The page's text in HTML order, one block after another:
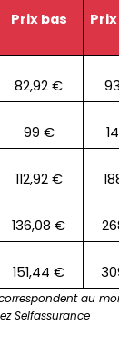
Prix bas
82,92 €
99 €
112,92 €
136,08 €
151,44 €
au
Selfassurance